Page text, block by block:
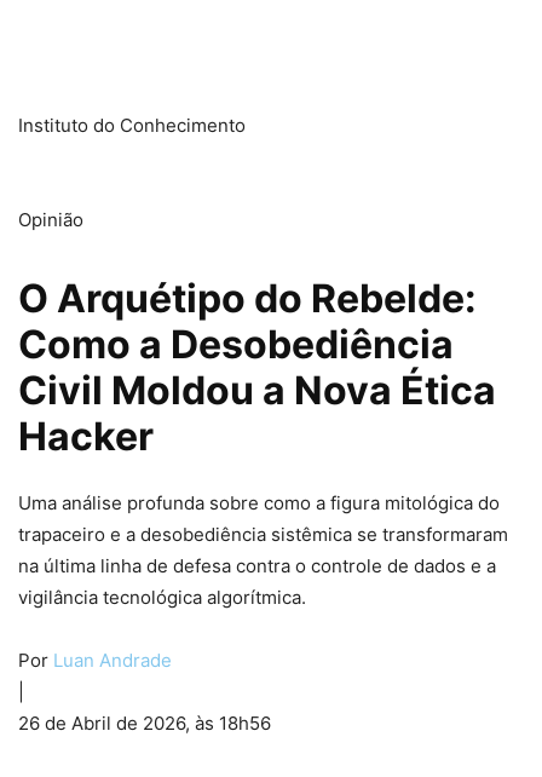
Instituto do Conhecimento
Opinião
O Arquétipo do Rebelde:
Como a Desobediência
Civil Moldou a Nova Ética
Hacker
Uma análise profunda sobre como a figura mitológica do
trapaceiro e a desobediência sistêmica se transformaram
na última linha de defesa contra o controle de dados e a
vigilância tecnológica algorítmica.
Por Luan Andrade
26 de Abril de 2026, às 18h56